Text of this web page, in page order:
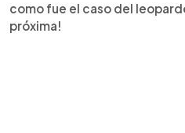
como fue el caso del
próxima!